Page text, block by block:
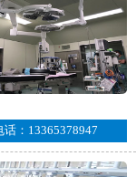
话：13365378947